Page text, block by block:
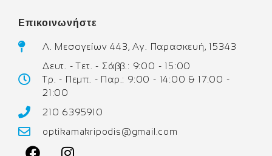
Επικοινωνήστε
Λ. Μεσογείων 443, Αγ. Παρασκευή, 15343
Δευτ. - Τετ. - Σάββ.: 9:00 - 15:00
Τρ. - Πεμπ. - Παρ.: 9:00 - 14:00 & 17:00 -
21:00
210 6395910
optikamakripodis@gmail.com